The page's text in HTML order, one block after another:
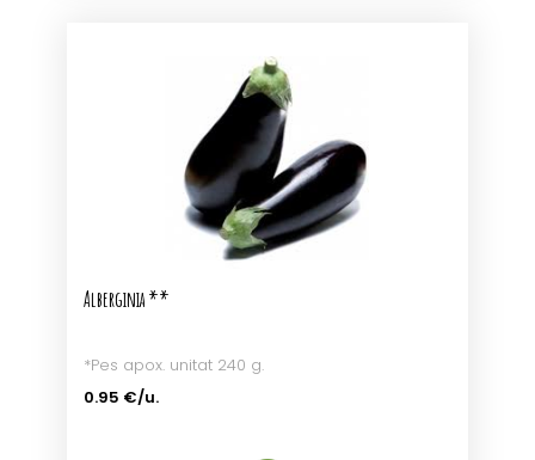
Alberginia **
*Pes apox. unitat 240 g.
0.95 €/u.